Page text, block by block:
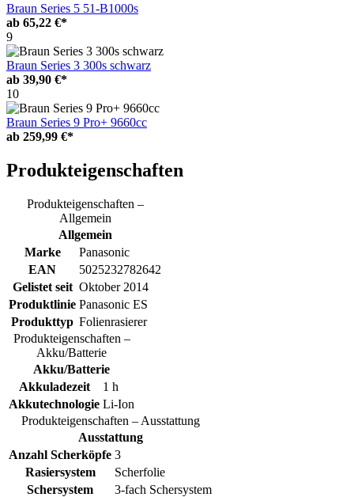
Braun Series 5 51-B1000s
ab 65,22 €*
9
Braun Series 3 300s schwarz
ab 39,90 €*
10
Braun Series 9 Pro+ 9660cc
ab 259,99 €*
Produkteigenschaften
Produkteigenschaften –
Allgemein
Allgemein
Marke
Panasonic
EAN
5025232782642
Gelistet seit Oktober 2014
Produktlinie Panasonic ES
Produkttyp Folienrasierer
Produkteigenschaften –
Akku/Batterie
Akku/Batterie
Akkuladezeit
1 h
Akkutechnologie Li-Ion
Produkteigenschaften – Ausstattung
Ausstattung
Anzahl Scherköpfe 3
Rasiersystem
Scherfolie
Schersystem
3-fach Schersystem